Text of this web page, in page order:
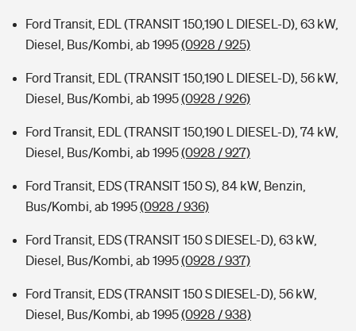
Ford Transit, EDL (TRANSIT 150,190 L DIESEL-D), 63 kW,
Diesel, Bus/Kombi, ab 1995(0928 / 925)
Ford Transit, EDL (TRANSIT 150,190 L DIESEL-D), 56 kW,
Diesel, Bus/Kombi, ab 1995(0928 / 926)
Ford Transit, EDL (TRANSIT 150,190 L DIESEL-D), 74 kW,
Diesel, Bus/Kombi, ab 1995(0928 / 927)
Ford Transit, EDS (TRANSIT 150 S), 84 kW, Benzin,
Bus/Kombi, ab 1995(0928 / 936)
Ford Transit, EDS (TRANSIT 150 S DIESEL-D), 63 kW,
Diesel, Bus/Kombi, ab 1995(0928 / 937)
Ford Transit, EDS (TRANSIT 150 S DIESEL-D), 56 kW,
Diesel, Bus/Kombi, ab 1995(0928 / 938)